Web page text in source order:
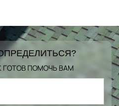
ГОТОВ ПОМОЧЬ ВАМ